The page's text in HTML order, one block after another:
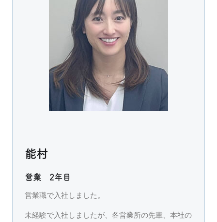
能村
営業 2年目
営業職で入社しました。
未経験で入社しましたが、各営業所の先輩、本社の